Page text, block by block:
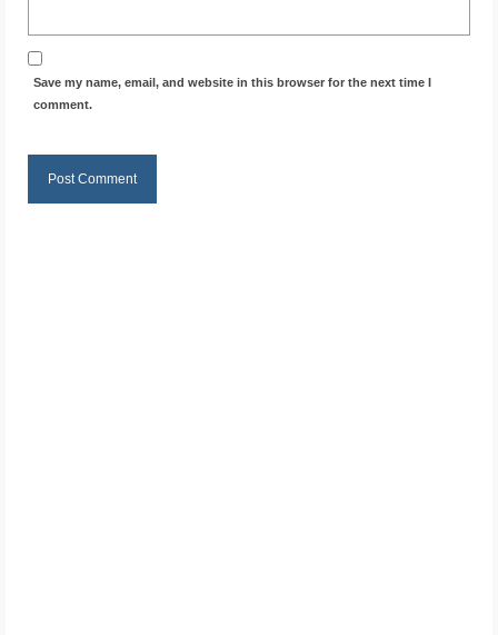
Save my name, email, and website in this browser for the next time I
comment.